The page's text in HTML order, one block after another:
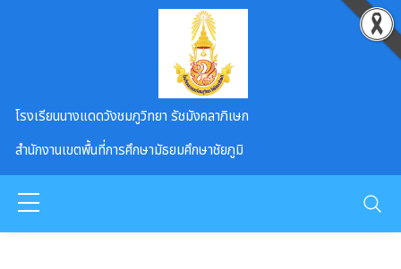
โรงเรียนนางแดดวังชมภูวิทยา รัชมังคลาภิเษก
สำนักงานเขตพื้นที่การศึกษามัธยมศึกษาชัยภูมิ